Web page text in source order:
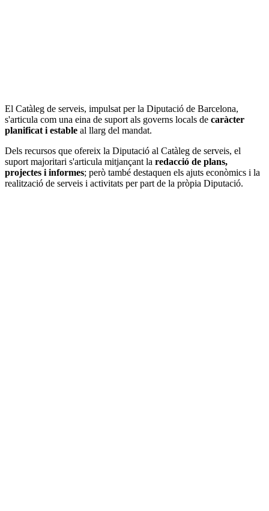
El Catàleg de serveis, impulsat per la Diputació de Barcelona,
s'articula com una eina de suport als governs locals de caràcter
planificat i estable al llarg del mandat.
Dels recursos que ofereix la Diputació al Catàleg de serveis, el
suport majoritari s'articula mitjançant la redacció de plans,
projectes i informes; però també destaquen els ajuts econòmics i la
realització de serveis i activitats per part de la pròpia Diputació.